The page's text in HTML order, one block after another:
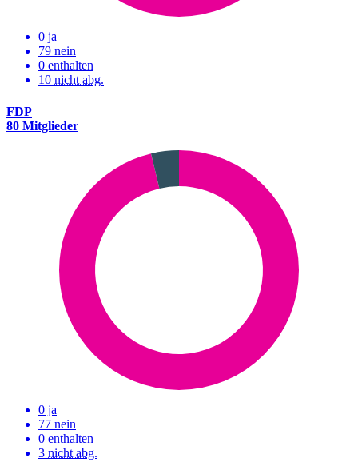
0 ja
79 nein
0 enthalten
10 nicht abg.
FDP
80 Mitglieder
0 ja
77 nein
0 enthalten
3 nicht abg.